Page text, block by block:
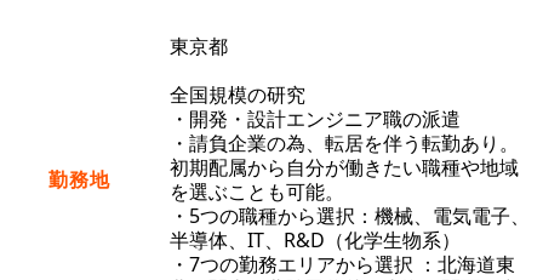
勤務地
東京都
全国規模の研究
・開発・設計エンジニア職の派遣
・請負企業の為、転居を伴う転勤あり。
初期配属から自分が働きたい職種や地域
を選ぶことも可能。
・5つの職種から選択：機械、電気電子、
半導体、IT、R&D（化学生物系）
・7つの勤務エリアから選択 ：北海道東